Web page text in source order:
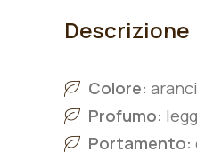
Descrizione
Colore:
Profumo:
Portamento: